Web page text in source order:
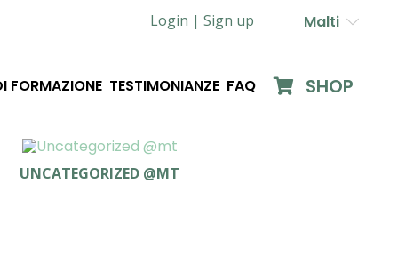
Login | Sign up Malti
FORMAZIONE TESTIMONIANZE FAQ SHOP
UNCATEGORIZED @MT